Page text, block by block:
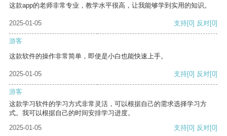
这款app的老师非常专业，教学水平很高，让我能够学到实用的知识。
2025-01-05 支持[0] 反对[0]
游客
这款软件的操作非常简单，即使是小白也能快速上手。
2025-01-05 支持[0] 反对[0]
游客
这款学习软件的学习方式非常灵活，可以根据自己的需求选择学习方
式。我可以根据自己的时间安排学习进度。
2025-01-05
支持[0] 反对[0]